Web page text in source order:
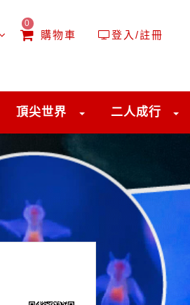
購物車
0
登入/註冊
頂尖世界 二人成行